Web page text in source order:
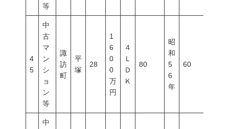
等
4
5
中
古
マ
ン
シ
ョ
ン
等
諏
訪
町
平
塚
28
1
6
0
0
万
円
４
Ｌ
Ｄ
Ｋ
80
昭
和
5
6
年
60
中